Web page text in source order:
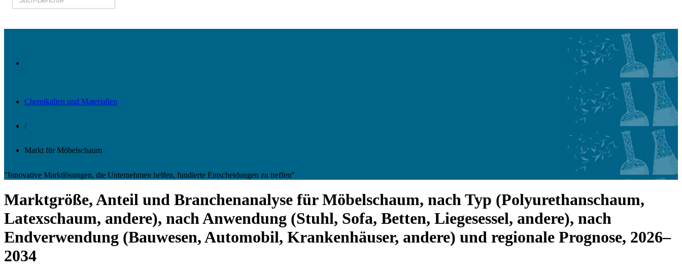
Chemikalien und Materialien
/
Markt für Möbelschaum
"Innovative Marktlösungen, die Unternehmen helfen, fundierte Entscheidungen zu treffen"
Marktgröße, Anteil und Branchenanalyse für Möbelschaum, nach Typ (Polyurethanschaum,
Latexschaum, andere), nach Anwendung (Stuhl, Sofa, Betten, Liegesessel, andere), nach
Endverwendung (Bauwesen, Automobil, Krankenhäuser, andere) und regionale Prognose, 2026–
2034